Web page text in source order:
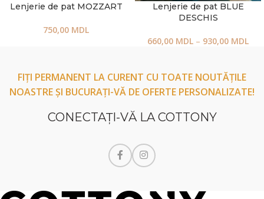
Lenjerie de pat MOZZART
750,00 MDL
Lenjerie de pat BLUE
DESCHIS
660,00 MDL – 930,00 MDL
FIȚI PERMANENT LA CURENT CU TOATE NOUTĂȚILE
NOASTRE ȘI BUCURAȚI-VĂ DE OFERTE PERSONALIZATE!
CONECTAŢI-VĂ LA COTTONY